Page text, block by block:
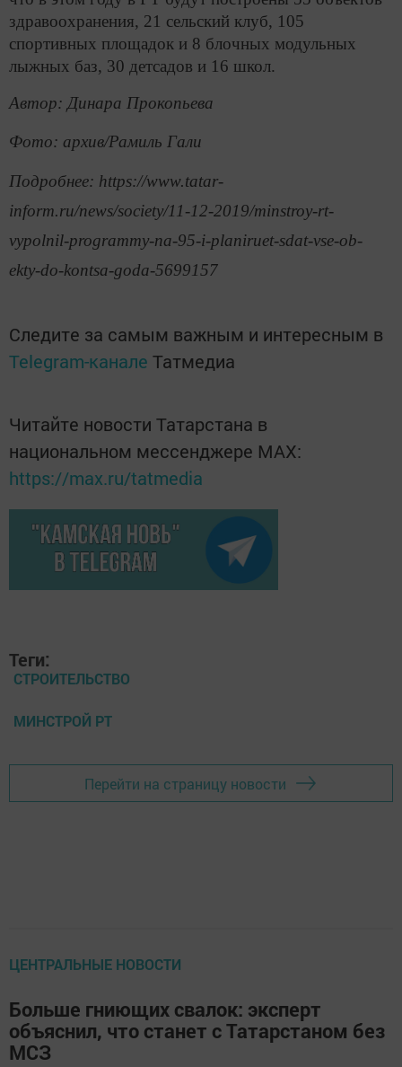
здравоохранения, 21 сельский клуб, 105
спортивных площадок и 8 блочных модульных
лыжных баз, 30 детсадов и 16 школ.
Автор: Динара Прокопьева
Фото: архив/Рамиль Гали
Подробнее: https://www.tatar-
inform.ru/news/society/11-12-2019/minstroy-rt-
vypolnil-programmy-na-95-i-planiruet-sdat-vse-ob-
ekty-do-kontsa-goda-5699157
Следите за самым важным и интересным в
Telegram-канале Татмедиа
Читайте новости Татарстана в
национальном мессенджере MАХ:
https://max.ru/tatmedia
Теги:
СТРОИТЕЛЬСТВО
МИНСТРОЙ РТ
Перейти на страницу новости
ЦЕНТРАЛЬНЫЕ НОВОСТИ
Больше гниющих свалок: эксперт
объяснил, что станет с Татарстаном без
МСЗ